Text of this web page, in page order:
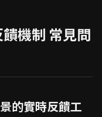
機制 常見問
的實時反饋工